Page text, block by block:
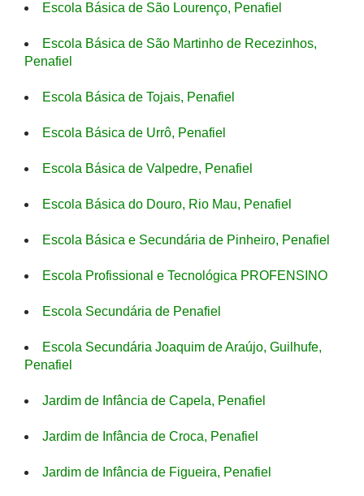
Escola Básica de São Lourenço, Penafiel
Escola Básica de São Martinho de Recezinhos,
Penafiel
Escola Básica de Tojais, Penafiel
Escola Básica de Urrô, Penafiel
Escola Básica de Valpedre, Penafiel
Escola Básica do Douro, Rio Mau, Penafiel
Escola Básica e Secundária de Pinheiro, Penafiel
Escola Profissional e Tecnológica PROFENSINO
Escola Secundária de Penafiel
Escola Secundária Joaquim de Araújo, Guilhufe,
Penafiel
Jardim de Infância de Capela, Penafiel
Jardim de Infância de Croca, Penafiel
Jardim de Infância de Figueira, Penafiel